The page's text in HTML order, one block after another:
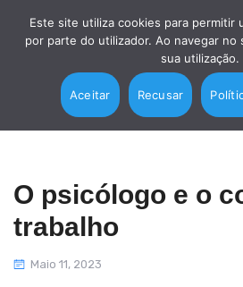
O psicólogo e o
trabalho
Maio 11, 2023
Este site utiliza cookies para permitir
por parte do utilizador. Ao navegar no
sua utilização.
Aceitar Recusar